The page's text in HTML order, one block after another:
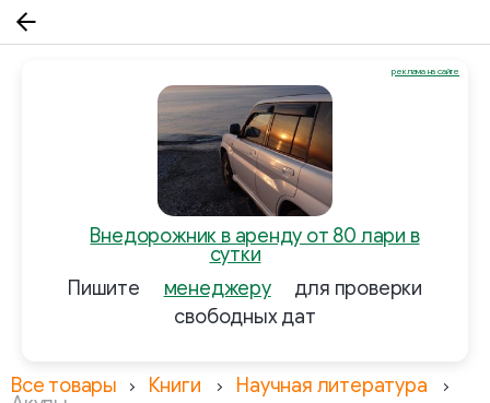
Внедорожник в аренду от 80 лари в
сутки
Пишите
менеджеру
для проверки
свободных дат
реклама на сайте
Все товары Книги Научная литература